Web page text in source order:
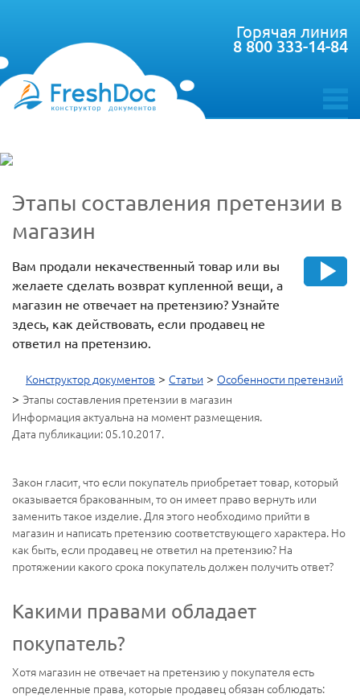
toggle
Горячая линия
8 800 333-14-84
Этапы составления претензии в
магазин
Вам продали некачественный товар или вы
желаете сделать возврат купленной вещи, а
магазин не отвечает на претензию? Узнайте
здесь, как действовать, если продавец не
ответил на претензию.
Конструктор документов > Статьи > Особенности претензий
> Этапы составления претензии в магазин
Информация актуальна на момент размещения.
Дата публикации: 05.10.2017.
Закон гласит, что если покупатель приобретает товар, который
оказывается бракованным, то он имеет право вернуть или
заменить такое изделие. Для этого необходимо прийти в
магазин и написать претензию соответствующего характера. Но
как быть, если продавец не ответил на претензию? На
протяжении какого срока покупатель должен получить ответ?
Какими правами обладает
покупатель?
Хотя магазин не отвечает на претензию у покупателя есть
определенные права, которые продавец обязан соблюдать: